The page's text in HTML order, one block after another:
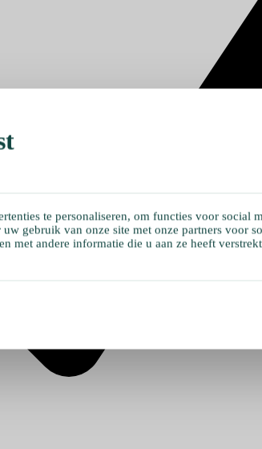
te personaliseren, om functies voor social
gebruik van onze site met onze partners voor
met andere informatie die u aan ze heeft